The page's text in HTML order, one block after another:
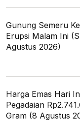
Gunung Semeru
Erupsi Malam Ini
Agustus 2026)
Harga Emas Hari
Pegadaian
Gram (8 Agustus